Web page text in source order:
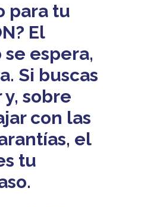
para tu
El
espera,
Si buscas
sobre
con las
el
tu